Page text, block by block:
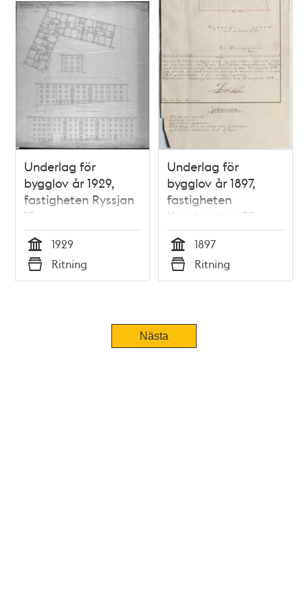
Underlag för
bygglov år 1929,
fastigheten Ryssjan
15
Tid
1929
Typ
Ritning
Underlag för
bygglov år 1897,
fastigheten
Kronkvarnen 35
Tid
1897
Typ
Ritning
TidigareNästa